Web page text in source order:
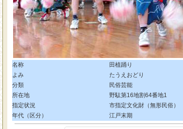
名称
田植踊り
よみ
たうえおどり
分類
民俗芸能
所在地
野駄第16地割64番地1
指定状況
市指定文化財（無形民俗）
年代（区分）
江戸末期